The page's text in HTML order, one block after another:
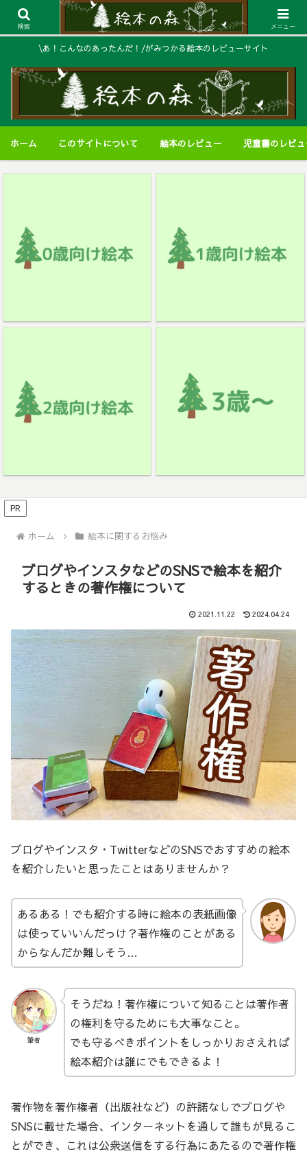
\あ！こんなのあったんだ！/がみつかる絵本のレビューサイト
ホーム このサイトについて 絵本のレビュー 児童書のレビ
PR
ホーム 絵本に関するお悩み
ブログやインスタなどのSNSで絵本を紹介
するときの著作権について
2021.11.22 2024.04.24
ブログやインスタ・TwitterなどのSNSでおすすめの絵本
を紹介したいと思ったことはありませんか？
あるある！でも紹介する時に絵本の表紙画像
は使っていいんだっけ？著作権のことがある
からなんだか難しそう…
筆者
そうだね！著作権について知ることは著作者
の権利を守るためにも大事なこと。
でも守るべきポイントをしっかりおさえれば
絵本紹介は誰にでもできるよ！
著作物を著作権者（出版社など）の許諾なしでブログや
SNSに載せた場合、インターネットを通して誰もが見るこ
とができ、これは公衆送信をする行為にあたるので著作権
検索 メニュー